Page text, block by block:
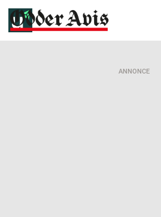
ANNONCE